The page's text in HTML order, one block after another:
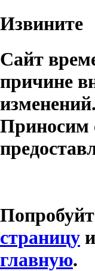
Извините
Сайт
причине
изменений.
Приносим
страницу
главную.